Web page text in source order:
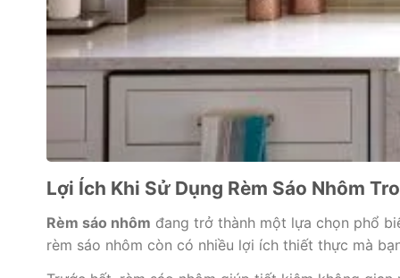
Lợi Ích Khi Sử Dụng Rèm Sáo Nhôm
Rèm sáo nhôm đang trở thành một lựa chọn phổ
rèm sáo nhôm còn có nhiều lợi ích thiết thực mà